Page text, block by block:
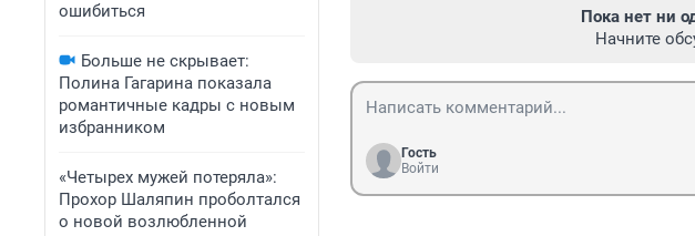
ошибиться
Больше не скрывает:
Полина Гагарина показала
романтичные кадры с новым
избранником
«Четырех мужей потеряла»:
Прохор Шаляпин проболтался
о новой возлюбленной
Пока нет ни
Начните
Гость
Войти